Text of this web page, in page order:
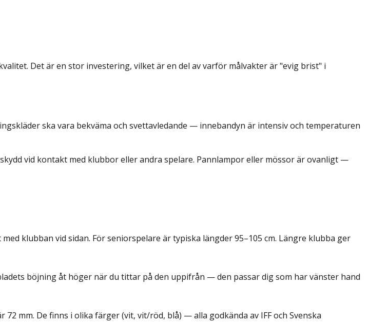
Det är en stor investering, vilket är en del av varför målvakter är "evig brist" i
ska vara bekväma och svettavledande — innebandyn är intensiv och temperaturen
vid kontakt med klubbor eller andra spelare. Pannlampor eller mössor är ovanligt —
klubban vid sidan. För senior­spelare är typiska längder 95–105 cm. Längre klubba ger
böjning åt höger när du tittar på den uppifrån — den passar dig som har vänster hand
mm. De finns i olika färger (vit, vit/röd, blå) — alla godkända av IFF och Svenska